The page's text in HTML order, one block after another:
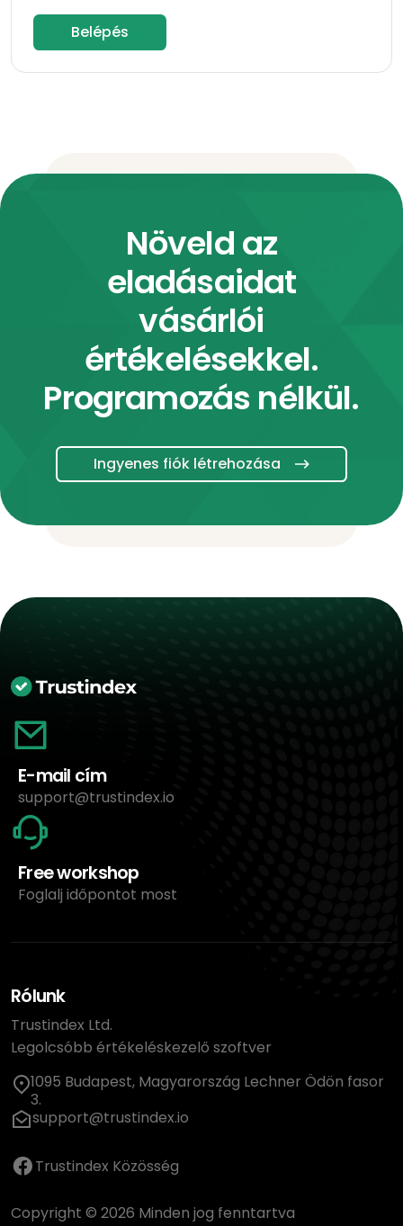
Belépés
Növeld az
eladásaidat
vásárlói
értékelésekkel.
Programozás nélkül.
Ingyenes fiók létrehozása
E-mail cím
support@trustindex.io
Free workshop
Foglalj időpontot most
Rólunk
Trustindex Ltd.
Legolcsóbb értékeléskezelő szoftver
1095 Budapest, Magyarország Lechner Ödön fasor
3.
support@trustindex.io
Trustindex Közösség
Copyright © 2026 Minden jog fenntartva